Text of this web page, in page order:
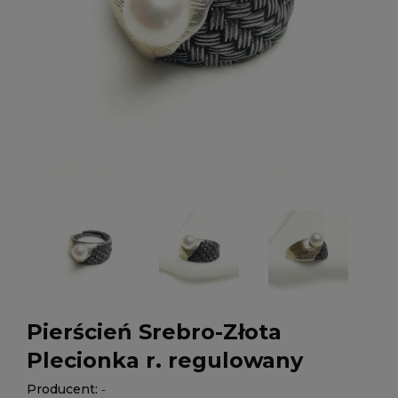
Pierścień Srebro-Złota
Plecionka r. regulowany
Producent: -